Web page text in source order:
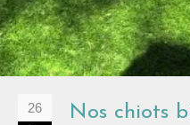
26
Nos chiots